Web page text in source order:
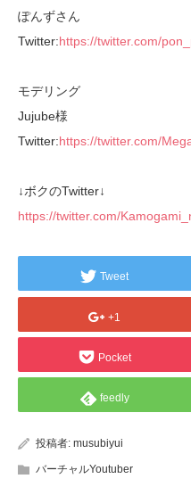
ぽんずさん
Twitter:https://twitter.com/
モデリング
Jujube様
Twitter:https://twitter.com/
↓ボクのTwitter↓
https://twitter.com/
Tweet
+1
Pocket
feedly
投稿者: musubiyui
バーチャルYoutuber